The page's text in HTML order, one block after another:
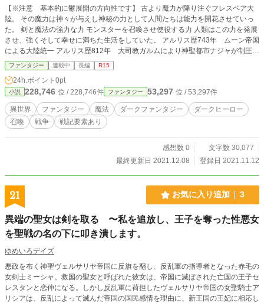
【※注意 基本的に鬱展開の方向性です】 古より魔力が降り注ぐフレスベア大
陸。 その魔力は神々が与えし神秘の力として人間たちは能力を開花させていっ
た。 剣と魔法の強力な力 モンスターを召喚させ使役する力 人類はこの力を発展
させ、強くそして幸せに満ちた生活をしていた。 アルリス歴743年 ムーン帝国
による大陸統一 アルリス歴812年 大司教ガルムにより神聖都市ナジャが制圧さ
れる。通称「ガルムの乱」 アルリス歴813年 ガルムの乱に呼応し、王都「メシ
ア」が独立を宣言 アルリス歴814年 水の国「ヴリドラ」が独立を宣言 アルリ
ス歴815年 ガルムの乱終結 物語は、平和なフレスベア大陸の混乱を予感させる
アルリス歴816年から始まる。
ファンタジー 連載中 長編 R15
24h.ポイント 0pt
小説 228,746 位 / 228,746件 ファンタジー 53,297 位 / 53,297件
異世界 ファンタジー 魔法 ダークファンタジー
ダークヒーロー
召喚
戦争 戦記要素あり
感想数 0
文字数 30,077
最終更新日 2021.12.08
登録日 2021.11.12
21 お気に入り追加 3
異端の聖女は剣を取る 〜私を追放し、王子を奪った性悪女
を聖戦の名の下に叩き潰します。
ゆめいろデイズ
悪政を布く神聖ヴェルサリヤ帝国に反旗を翻し、反乱軍の指導者となった赤毛の
女剣士ミーシャ。救国の聖女と呼ばれた彼女は、帝国に滅ぼされた亡国の王子セ
レスタンと恋仲になる。しかし反乱軍に荷担したヴェルサリヤ帝国の女聖騎士ア
リシアは、反乱によって滅んだ帝国の国民感情を理由に、新王国の王妃に相応し